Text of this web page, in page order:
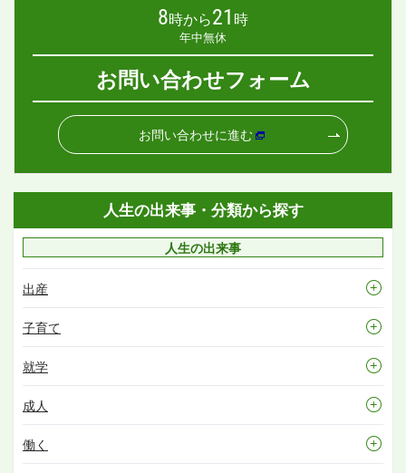
8時から21 時
年中無休
お問い合わせフォーム
お問い合わせに進む
人生の出来事・分類から探す
人生の出来事
出産
子育て
就学
成人
働く